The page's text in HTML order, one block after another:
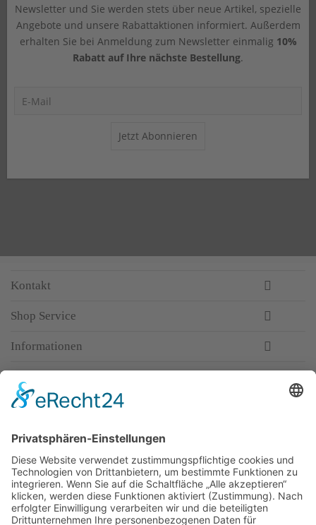
Newsletter und Sie werden stets über neue Artikel, spezielle
Angebote und unsere Rabattaktionen informiert. Außerdem
erhalten Sie bei Anmeldung zum Newsletter einmalig 10%
Rabatt auf Ihre nächste Bestellung.
Jetzt Abonnieren
Kontakt
Shop Service
Informationen
Top-Anbieter
Spitzenqualität
Kompetente Beratung
Partner